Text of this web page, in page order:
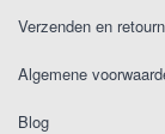
Verzenden en
Algemene
Blog